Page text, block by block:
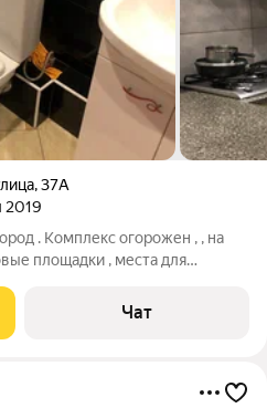
,37А
2019
. Комплекс огорожен , , на
площадки , места для
ремонтов , индивидуальным
Чат